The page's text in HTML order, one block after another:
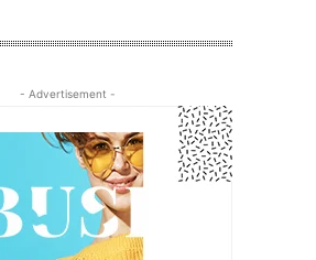
- Advertisement -